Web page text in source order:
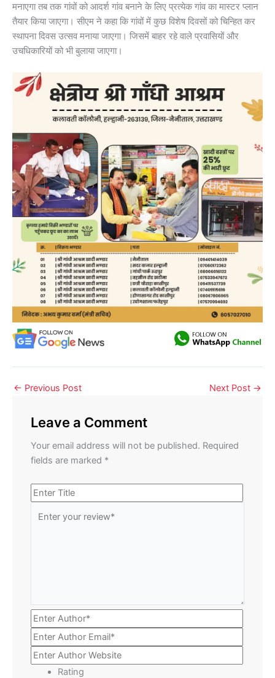
मनाएगा तब तक गांवों को आदर्श गांव बनाने के लिए प्रत्येक गांव का मास्टर प्लान
तैयार किया जाएगा। सीएम ने कहा कि गांवों में कुछ विशेष दिवसों को चिन्हित कर
स्थापना दिवस उत्सव मनाया जाएगा। जिसमें बाहर रहे वाले प्रवासियों और
उचधिकारियों को भी बुलाया जाएगा।
← Previous Post Next Post →
Leave a Comment
Your email address will not be published. Required
fields are marked *
Rating